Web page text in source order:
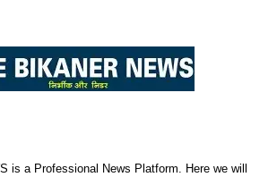
is a Professional News Platform. Here we will